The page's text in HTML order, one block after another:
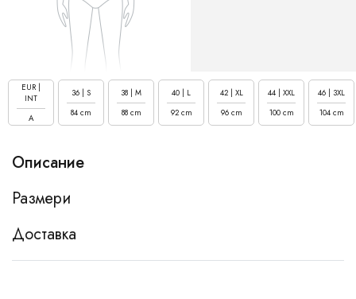
EUR |
INT
A
36 | S
84 cm
38 | M
88 cm
40 | L
92 cm
42 | XL
96 cm
44 | XXL
100 cm
46 | 3XL
104 cm
Описание
Размери
Доставка